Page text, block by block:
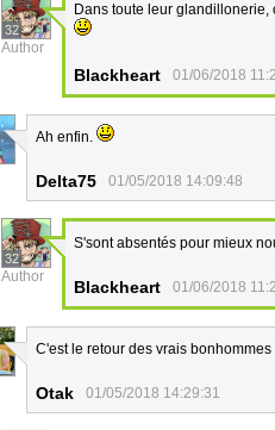
32
Author
Dans toute leur
Blackheart 01/06/2018
Ah enfin.
Delta75 01/05/2018 14:09:48
32
Author
S'sont absentés pour mieux
Blackheart 01/06/2018
C'est le retour des vrais
Otak 01/05/2018 14:29:31